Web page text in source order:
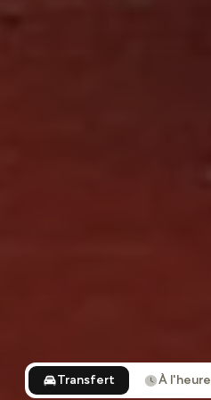
Transfert À l'heure